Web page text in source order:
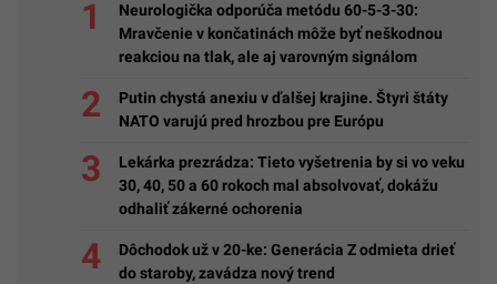
Neurologička odporúča metódu 60-5-3-30:
Mravčenie v končatinách môže byť neškodnou
reakciou na tlak, ale aj varovným signálom
Putin chystá anexiu v ďalšej krajine. Štyri štáty
NATO varujú pred hrozbou pre Európu
Lekárka prezrádza: Tieto vyšetrenia by si vo veku
30, 40, 50 a 60 rokoch mal absolvovať, dokážu
odhaliť zákerné ochorenia
Dôchodok už v 20-ke: Generácia Z odmieta drieť
do staroby, zavádza nový trend